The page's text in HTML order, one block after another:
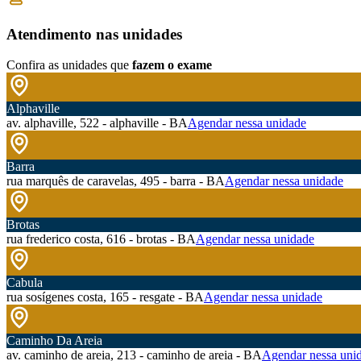
Atendimento nas unidades
Confira as unidades que fazem o exame
Alphaville
av. alphaville, 522 - alphaville - BAAgendar nessa unidade
Barra
rua marquês de caravelas, 495 - barra - BAAgendar nessa unidade
Brotas
rua frederico costa, 616 - brotas - BAAgendar nessa unidade
Cabula
rua sosígenes costa, 165 - resgate - BAAgendar nessa unidade
Caminho Da Areia
av. caminho de areia, 213 - caminho de areia - BAAgendar nessa